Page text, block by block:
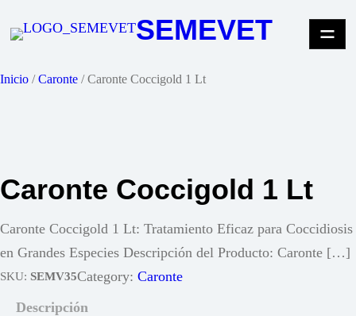
SEMEVET
Inicio /Caronte / Caronte Coccigold 1 Lt
Caronte Coccigold 1 Lt
Caronte Coccigold 1 Lt: Tratamiento Eficaz para Coccidiosis
en Grandes Especies Descripción del Producto: Caronte […]
SKU: SEMV35Category: Caronte
Descripción